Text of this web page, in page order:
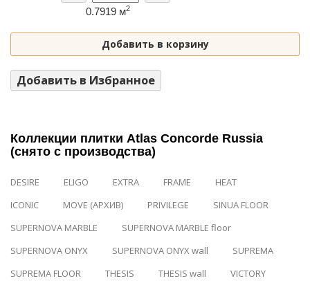
0.7919 м2
Добавить в корзину
Добавить в Избранное
Коллекции плитки Atlas Concorde Russia
(снято с производства)
DESIRE ELIGO EXTRA FRAME
HEAT
ICONIC
MOVE (АРХИВ) PRIVILEGE
SINUA FLOOR
SUPERNOVA MARBLE
SUPERNOVA MARBLE floor
SUPERNOVA ONYX
SUPERNOVA ONYX wall
SUPREMA
SUPREMA FLOOR
THESIS THESIS wall
VICTORY